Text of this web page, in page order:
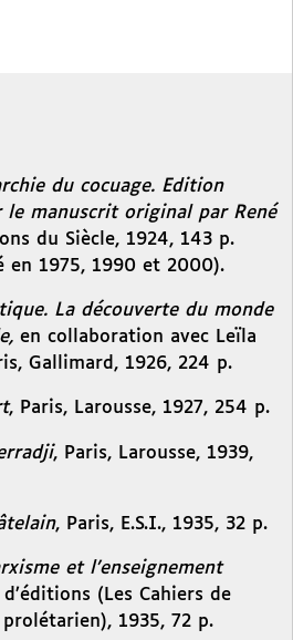
du cocuage. Edition
manuscrit original par René
du Siècle, 1924, 143 p.
en 1975, 1990 et 2000).
La découverte du monde
en collaboration avec Leïla
Gallimard, 1926, 224 p.
, Paris, Larousse, 1927, 254 p.
, Paris, Larousse, 1939,
, Paris, E.S.I., 1935, 32 p.
et l’enseignement
(Les Cahiers de
1935, 72 p.